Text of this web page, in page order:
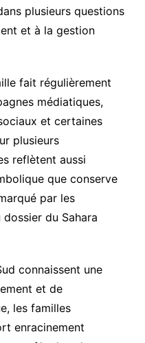
plusieurs questions
et à la gestion
fait régulièrement
médiatiques,
et certaines
plusieurs
reflètent aussi
que conserve
par les
du Sahara
connaissent une
et de
les familles
enracinement